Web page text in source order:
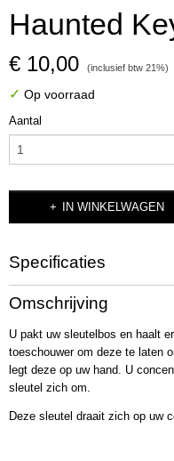
Haunted
€ 10,00 (inclusief btw 21%)
✓ Op voorraad
Aantal
IN WINKELWAGEN
Specificaties
Productcode
2212
Bruto gewicht
36,00 g
Omschrijving
U pakt uw sleutelbos en haalt
toeschouwer om deze te laten
legt deze op uw hand. U
sleutel zich om.
Deze sleutel draait zich op uw